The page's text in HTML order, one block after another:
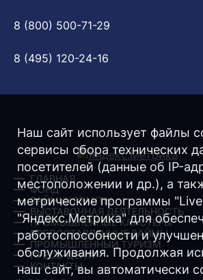
8 (800) 500-71-29
8 (495) 120-24-16
ГЛАВНАЯ
ФОНД
ЗАЙМЫ/ ГРАНТЫ
ВЫСТАВОЧНАЯ ДЕЯТЕЛЬНОСТЬ
ПРОМЫШЛЕННЫЕ КЛАСТЕРЫ
ПРЕДОСТАВЛЕННЫЕ ЗАЙМЫ
ПРОМЫШЛЕННЫЙ ТУРИЗМ
ПРЕСС-ЦЕНТР
КОНТАКТЫ
Наш сайт использует файлы
сервисы сбора технических
посетителей (данные об IP-
местоположении и др.), а
метрические программы
"Яндекс.Метрика" для
работоспособности и
обслуживания. Продолжая
наш сайт, вы автоматически